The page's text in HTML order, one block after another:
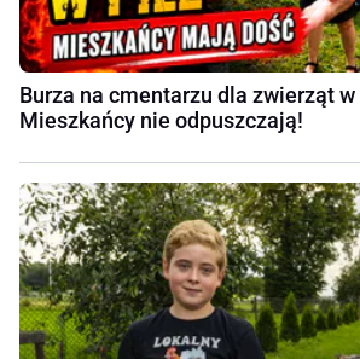
Burza na cmentarzu dla zwierząt w
Mieszkańcy nie odpuszczają!